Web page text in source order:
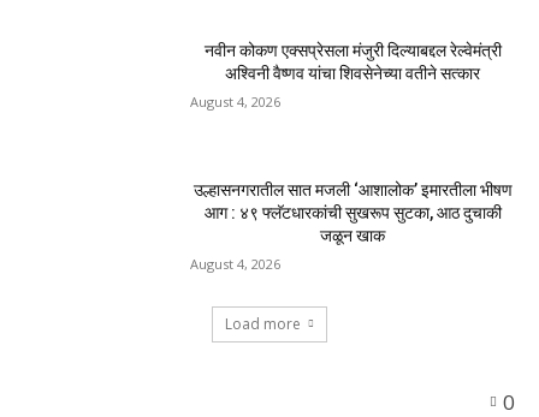
नवीन कोकण एक्सप्रेसला मंजुरी दिल्याबद्दल रेल्वेमंत्री
अश्विनी वैष्णव यांचा शिवसेनेच्या वतीने सत्कार
August 4, 2026
उल्हासनगरातील सात मजली ‘आशालोक’ इमारतीला भीषण
आग : ४९ फ्लॅटधारकांची सुखरूप सुटका, आठ दुचाकी
जळून खाक
August 4, 2026
Load more
0